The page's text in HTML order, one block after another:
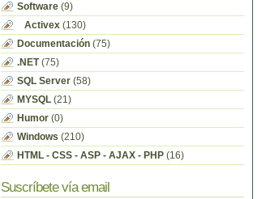
Software(9)
Activex(130)
Documentación(75)
.NET(75)
SQL Server(58)
MYSQL(21)
Humor(0)
Windows (210)
HTML - CSS - ASP - AJAX - PHP(16)
Suscríbete vía email